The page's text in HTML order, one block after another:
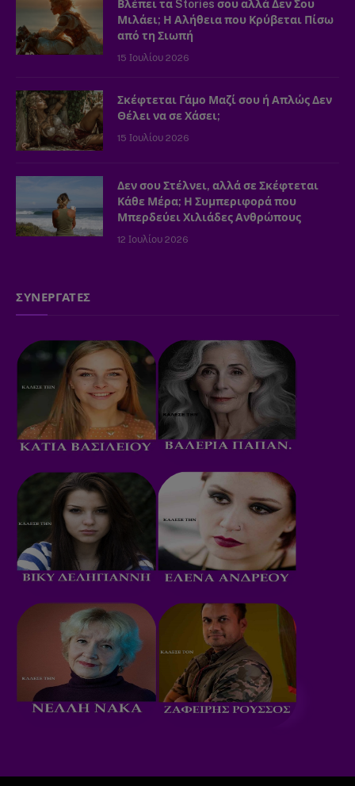
Βλέπει τα Stories σου αλλά Δεν Σου
Μιλάει; Η Αλήθεια που Κρύβεται Πίσω
από τη Σιωπή
15 Ιουλίου 2026
Σκέφτεται Γάμο Μαζί σου ή Απλώς Δεν
Θέλει να σε Χάσει;
15 Ιουλίου 2026
Δεν σου Στέλνει, αλλά σε Σκέφτεται
Κάθε Μέρα; Η Συμπεριφορά που
Μπερδεύει Χιλιάδες Ανθρώπους
12 Ιουλίου 2026
ΣΥΝΕΡΓΑΤΕΣ